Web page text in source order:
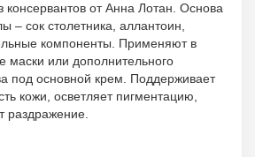
консервантов от Анна Лотан. Основа
– сок столетника, аллантоин,
компоненты. Применяют в
маски или дополнительного
под основной крем. Поддерживает
кожи, осветляет пигментацию,
раздражение.